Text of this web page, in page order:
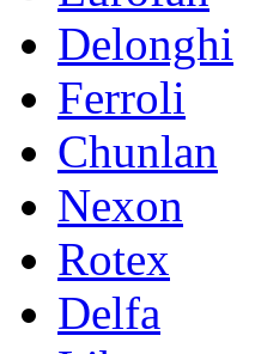
Delonghi
Ferroli
Chunlan
Nexon
Rotex
Delfa